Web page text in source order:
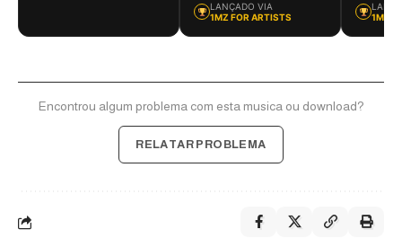
LANÇADO VIA
1MZ FOR ARTISTS
1MZ
Encontrou algum problema com esta musica ou download?
RELATAR PROBLEMA